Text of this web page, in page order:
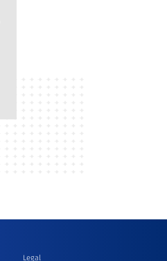
Legal